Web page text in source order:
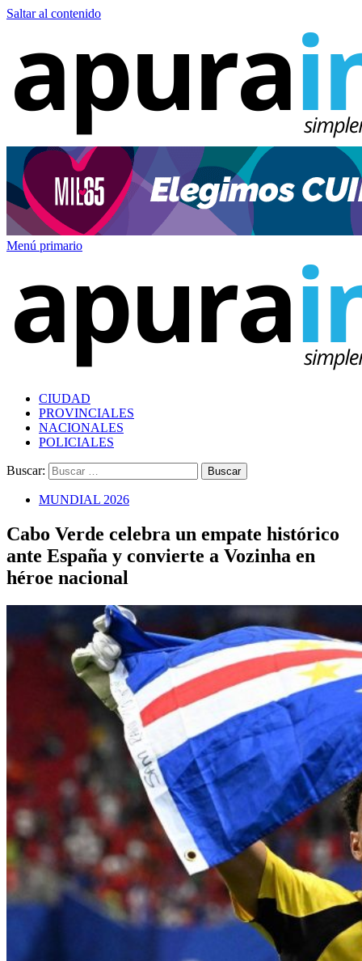
Saltar al contenido
Menú primario
CIUDAD
PROVINCIALES
NACIONALES
POLICIALES
Buscar:
MUNDIAL 2026
Cabo Verde celebra un empate histórico
ante España y convierte a Vozinha en
héroe nacional